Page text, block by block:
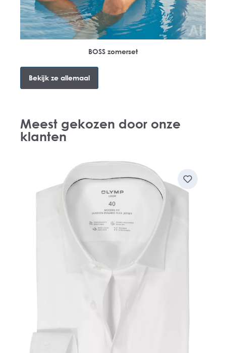
BOSS zomerset
Bekijk ze allemaal
Meest gekozen door onze
klanten